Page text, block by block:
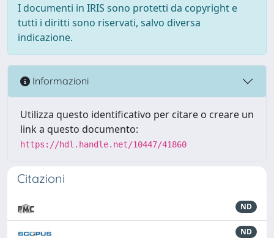
I documenti in IRIS sono protetti da copyright e
tutti i diritti sono riservati, salvo diversa
indicazione.
Informazioni
Utilizza questo identificativo per citare o creare un
link a questo documento:
https://hdl.handle.net/10447/41860
Citazioni
ND
ND